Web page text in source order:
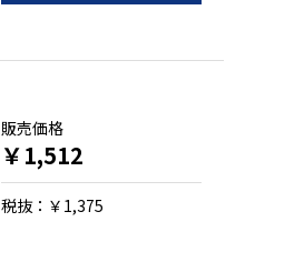
販売価格
￥1,512
税抜：￥1,375